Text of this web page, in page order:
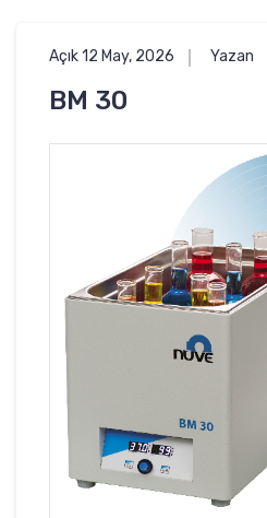
Açık 12 May, 2026 Yazan
BM 30